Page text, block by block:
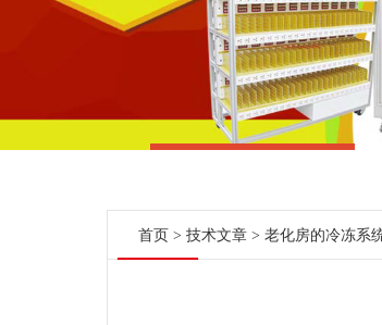
首页 > 技术文章 > 老化房的冷冻系